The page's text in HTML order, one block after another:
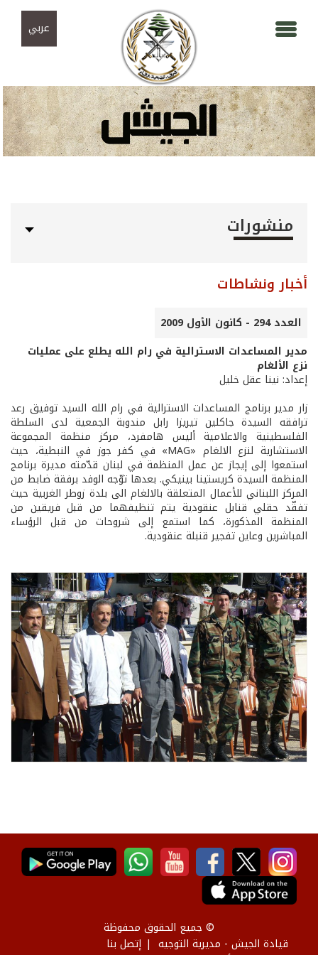
عربي
منشورات
أخبار ونشاطات
العدد 294 - كانون الأول 2009
مدير المساعدات الاسترالية في رام الله يطلع على عمليات
نزع الألغام
إعداد: نينا عقل خليل
زار مدير برنامج المساعدات الاسترالية في رام الله السيد توفيق رعد
ترافقه السيدة جاكلين تيريزا رابل مندوبة الجمعية لدى السلطة
الفلسطينية والاعلامية أليس هامفرد، مركز منظمة المجموعة
الاستشارية لنزع الالغام «MAG» في كفر جوز في النبطية، حيث
استمعوا إلى إيجاز عن عمل المنظمة في لبنان قدّمته مديرة برنامج
المنظمة السيدة كريستينا بينيكي. بعدها توّجه الوفد برفقة ضابط من
المركز اللبناني للأعمال المتعلقة بالالغام الى بلدة زوطر الغربية حيث
تفقّد حقلي قنابل عنقودية يتم تنظيفهما من قبل فريقين من
المنظمة المذكورة، كما استمع إلى شروحات من قبل الرؤساء
المباشرين وعاين تفجير قنبلة عنقودية.
© جميع الحقوق محفوظة
قيادة الجيش - مديرية التوجيه
إتصل بنا